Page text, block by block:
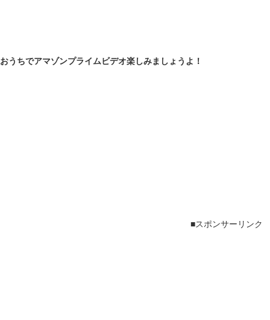
おうちでアマゾンプライムビデオ楽しみましょうよ！
■スポンサーリンク